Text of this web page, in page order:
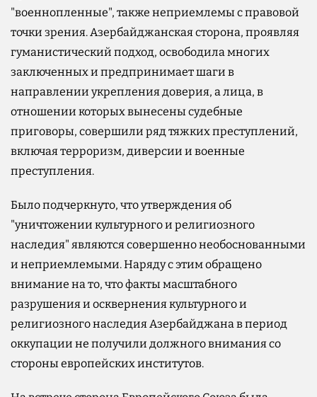
"военнопленные", также неприемлемы с правовой
точки зрения. Азербайджанская сторона, проявляя
гуманистический подход, освободила многих
заключенных и предпринимает шаги в
направлении укрепления доверия, а лица, в
отношении которых вынесены судебные
приговоры, совершили ряд тяжких преступлений,
включая терроризм, диверсии и военные
преступления.
Было подчеркнуто, что утверждения об
"уничтожении культурного и религиозного
наследия" являются совершенно необоснованными
и неприемлемыми. Наряду с этим обращено
внимание на то, что факты масштабного
разрушения и осквернения культурного и
религиозного наследия Азербайджана в период
оккупации не получили должного внимания со
стороны европейских институтов.